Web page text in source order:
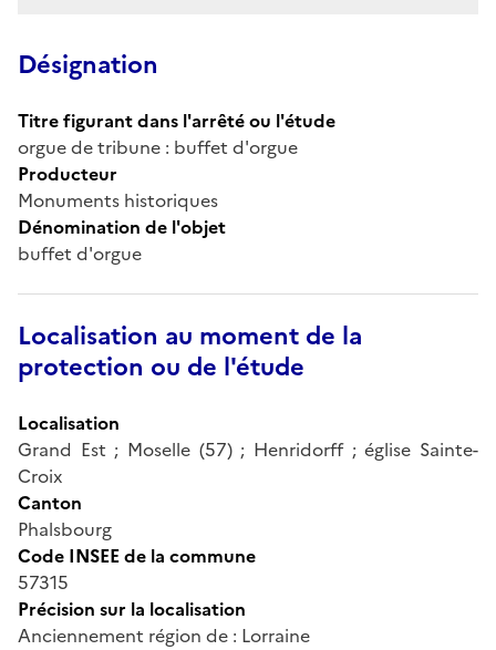
Désignation
Titre figurant dans l'arrêté ou l'étude
orgue de tribune : buffet d'orgue
Producteur
Monuments historiques
Dénomination de l'objet
buffet d'orgue
Localisation au moment de la
protection ou de l'étude
Localisation
Grand Est ; Moselle (57) ; Henridorff ; église Sainte-
Croix
Canton
Phalsbourg
Code INSEE de la commune
57315
Précision sur la localisation
Anciennement région de : Lorraine